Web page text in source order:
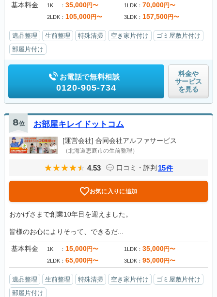
基本料金 1K 35,000円〜 1LDK 70,000円〜
2LDK 105,000円〜 3LDK 157,500円〜
遺品整理 生前整理 特殊清掃 空き家片付け
ゴミ屋敷片付け
部屋片付け
お電話で無料相談
0120-905-734
料金や
サービス
を見る
8位 お部屋キレイドットコム
[運営会社] 合同会社アルファサービス
（北海道恵庭市の生前整理）
4.53 口コミ・評判 15件
お気に入りに追加
おかげさまで創業10年目を迎えました。
皆様のお心によりそって、できるだ...
基本料金 1K 15,000円〜 1LDK 35,000円〜
2LDK 65,000円〜 3LDK 95,000円〜
遺品整理 生前整理 特殊清掃 空き家片付け
ゴミ屋敷片付け
部屋片付け